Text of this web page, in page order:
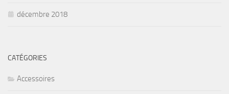
décembre 2018
CATÉGORIES
Accessoires